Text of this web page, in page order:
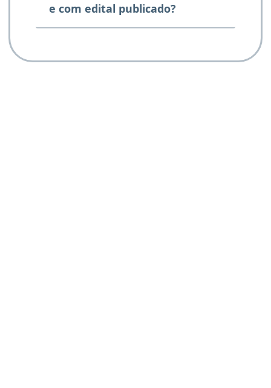
e com edital publicado?